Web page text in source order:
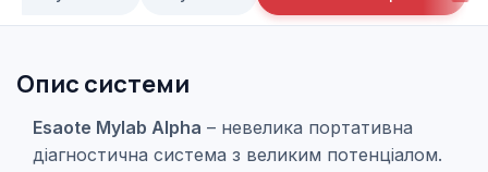
Опис системи
Esaote Mylab Alpha – невелика портативна
діагностична система з великим потенціалом.